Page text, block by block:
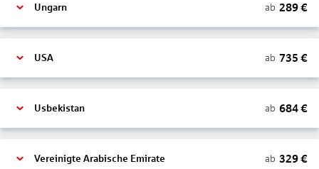
Ungarn ab 289€
USA ab 735 €
Usbekistan ab 684€
Vereinigte Arabische Emirate ab 329€